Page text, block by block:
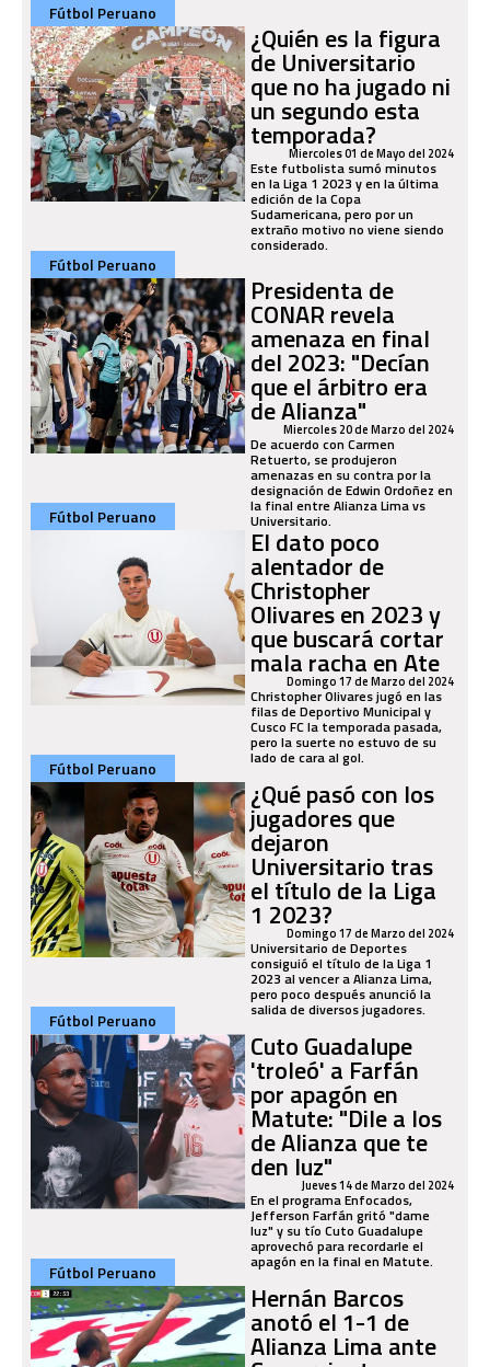
Fútbol Peruano
¿Quién es la figura
de Universitario
que no ha jugado ni
un segundo esta
temporada?
Miercoles 01 de Mayo del 2024
Este futbolista sumó minutos
en la Liga 1 2023 y en la última
edición de la Copa
Sudamericana, pero por un
extraño motivo no viene siendo
considerado.
Fútbol Peruano
Presidenta de
CONAR revela
amenaza en final
del 2023: "Decían
que el árbitro era
de Alianza"
Miercoles 20 de Marzo del 2024
De acuerdo con Carmen
Retuerto, se produjeron
amenazas en su contra por la
designación de Edwin Ordoñez en
la final entre Alianza Lima vs
Universitario.
Fútbol Peruano
El dato poco
alentador de
Christopher
Olivares en 2023 y
que buscará cortar
mala racha en Ate
Domingo 17 de Marzo del 2024
Christopher Olivares jugó en las
filas de Deportivo Municipal y
Cusco FC la temporada pasada,
pero la suerte no estuvo de su
lado de cara al gol.
Fútbol Peruano
¿Qué pasó con los
jugadores que
dejaron
Universitario tras
el título de la Liga
1 2023?
Domingo 17 de Marzo del 2024
Universitario de Deportes
consiguió el título de la Liga 1
2023 al vencer a Alianza Lima,
pero poco después anunció la
salida de diversos jugadores.
Fútbol Peruano
Cuto Guadalupe
'troleó' a Farfán
por apagón en
Matute: "Dile a los
de Alianza que te
den luz"Jueves 14 de Marzo del 2024
En el programa Enfocados,
Jefferson Farfán gritó "dame
luz" y su tío Cuto Guadalupe
aprovechó para recordarle el
apagón en la final en Matute.
Fútbol Peruano
Hernán Barcos
anotó el 1-1 de
Alianza Lima ante